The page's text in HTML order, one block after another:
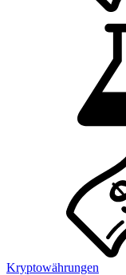
Kryptowährungen